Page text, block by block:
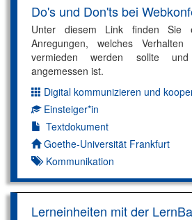
Do's und Don'ts bei
Unter diesem Link finden Sie
Anregungen, welches Verhalten
vermieden werden sollte
angemessen ist.
Dimension:
Digital kommunizieren und
Kompetenzniveau:
Einsteiger*in
Textdokument
Autor*in:
Goethe-Universität Frankfurt
Kommunikation
Lerneinheiten mit der